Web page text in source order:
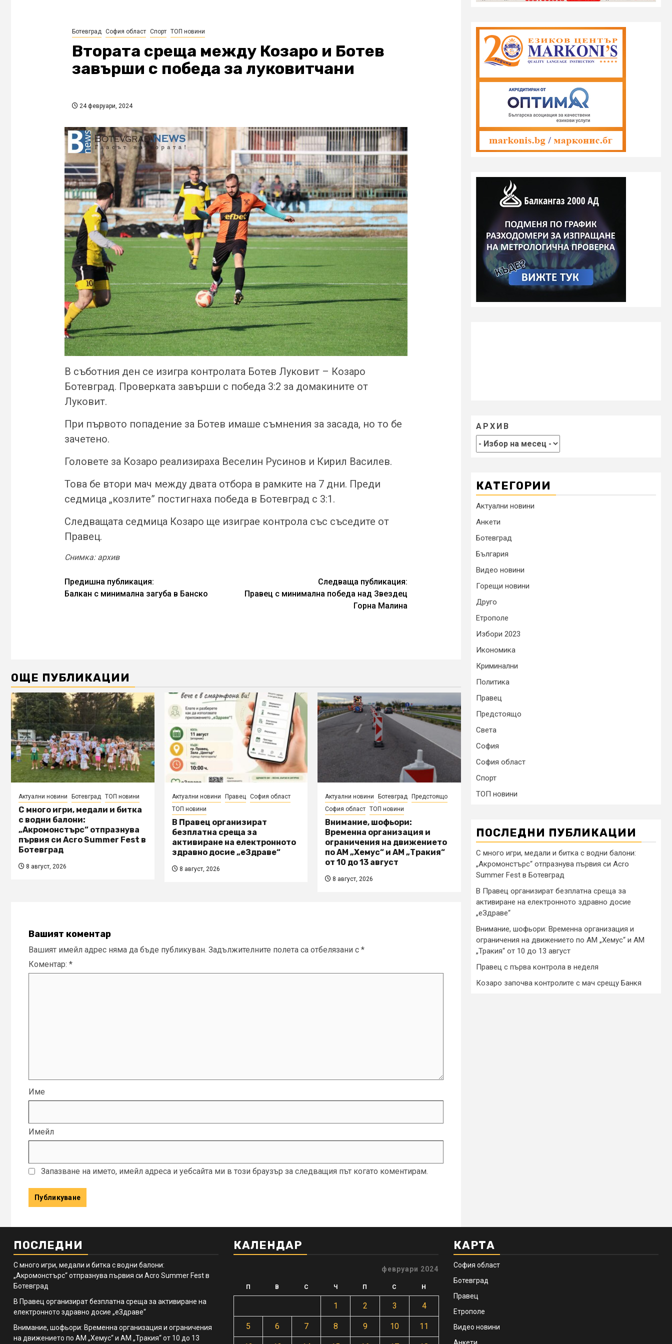
Ботевград София област Спорт ТОП новини
Втората среща между Козаро и Ботев
завърши с победа за луковитчани
24 февруари, 2024
В съботния ден се изигра контролата Ботев Луковит – Козаро
Ботевград. Проверката завърши с победа 3:2 за домакините от
Луковит.
При първото попадение за Ботев имаше съмнения за засада, но то бе
зачетено.
Головете за Козаро реализираха Веселин Русинов и Кирил Василев.
Това бе втори мач между двата отбора в рамките на 7 дни. Преди
седмица „козлите” постигнаха победа в Ботевград с 3:1.
Следващата седмица Козаро ще изиграе контрола със съседите от
Правец.
Снимка: архив
Continue
Reading
Предишна публикация:
Балкан с минимална загуба в Банско
Следваща публикация:
Правец с минимална победа над Звездец
Горна Малина
ОЩЕ ПУБЛИКАЦИИ
Актуални новини Ботевград ТОП новини
С много игри, медали и битка
с водни балони:
„Акромонстърс“ отпразнува
първия си Acro Summer Fest в
Ботевград
8 август, 2026
Актуални новини Правец София област
ТОП новини
В Правец организират
безплатна среща за
активиране на електронното
здравно досие „еЗдраве“
8 август, 2026
Актуални новини Ботевград
Предстоящо
София област ТОП новини
Внимание, шофьори:
Временна организация и
ограничения на движението
по АМ „Хемус“ и АМ „Тракия“
от 10 до 13 август
8 август, 2026
Вашият коментар
Вашият имейл адрес няма да бъде публикуван. Задължителните полета са отбелязани с *
Коментар: *
Име
Имейл
Запазване на името, имейл адреса и уебсайта ми в този браузър за следващия път когато коментирам.
АРХИВ
КАТЕГОРИИ
Актуални новини
Анкети
Ботевград
България
Видео новини
Горещи новини
Друго
Етрополе
Избори 2023
Икономика
Криминални
Политика
Правец
Предстоящо
Света
София
София област
Спорт
ТОП новини
ПОСЛЕДНИ ПУБЛИКАЦИИ
С много игри, медали и битка с водни балони:
„Акромонстърс“ отпразнува първия си Acro
Summer Fest в Ботевград
В Правец организират безплатна среща за
активиране на електронното здравно досие
„еЗдраве“
Внимание, шофьори: Временна организация и
ограничения на движението по АМ „Хемус“ и АМ
„Тракия“ от 10 до 13 август
Правец с първа контрола в неделя
Козаро започва контролите с мач срещу Банкя
ПОСЛЕДНИ
С много игри, медали и битка с водни балони:
„Акромонстърс“ отпразнува първия си Acro Summer Fest в
Ботевград
В Правец организират безплатна среща за активиране на
електронното здравно досие „еЗдраве“
Внимание, шофьори: Временна организация и ограничения
на движението по АМ „Хемус“ и АМ „Тракия“ от 10 до 13
КАЛЕНДАР
февруари 2024
П В С Ч П С Н
1 2 3 4
5 6 7 8 9 10 11
КАРТА
София област
Ботевград
Правец
Етрополе
Видео новини